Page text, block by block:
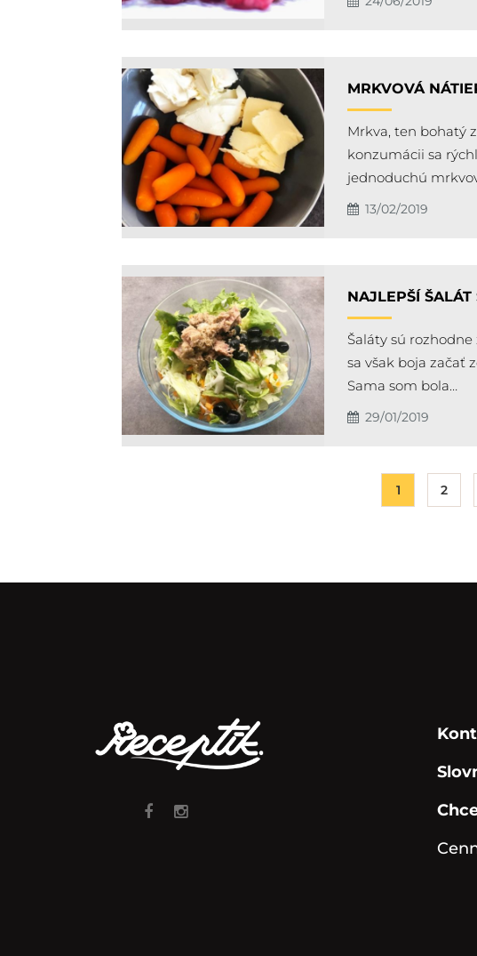
MRKVOVÁ
Mrkva, ten bohatý
konzumácii sa
jednoduchú
13/02/2019
NAJLEPŠÍ
Šaláty sú
sa však boja začať
Sama som bola…
29/01/2019
1 2